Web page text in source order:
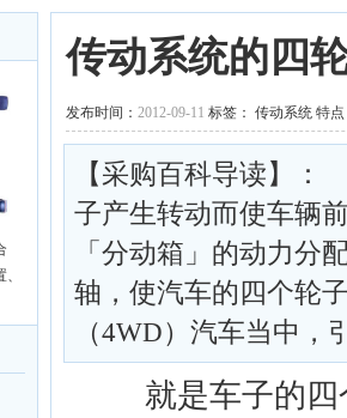
传动系统的四
发布时间： 2012-09-11 标签： 传动系统 特
【采购百科导读】
子产生转动而使车
「分动箱」的动力分
轴，使汽车的四个
（4WD）汽车当中
就是车子的四